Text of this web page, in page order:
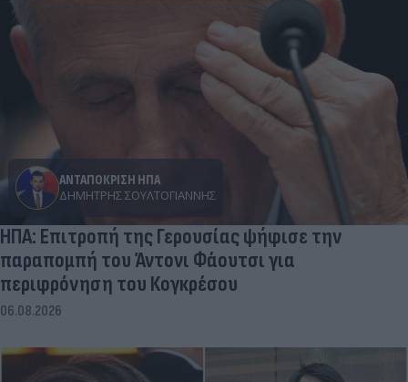
ΑΝΤΑΠΟΚΡΙΣΗ ΗΠΑ
ΔΗΜΉΤΡΗΣ ΣΟΥΛΤΟΓΙΆΝΝΗΣ
ΗΠΑ: Επιτροπή της Γερουσίας ψήφισε την
παραπομπή του Άντονι Φάουτσι για
περιφρόνηση του Κογκρέσου
06.08.2026